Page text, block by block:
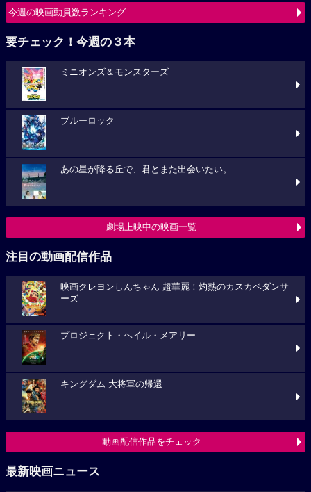
今週の映画動員数ランキング
要チェック！今週の３本
ミニオンズ＆モンスターズ
ブルーロック
あの星が降る丘で、君とまた出会いたい。
劇場上映中の映画一覧
注目の動画配信作品
映画クレヨンしんちゃん 超華麗！灼熱のカスカベダンサ
ーズ
プロジェクト・ヘイル・メアリー
キングダム 大将軍の帰還
動画配信作品をチェック
最新映画ニュース